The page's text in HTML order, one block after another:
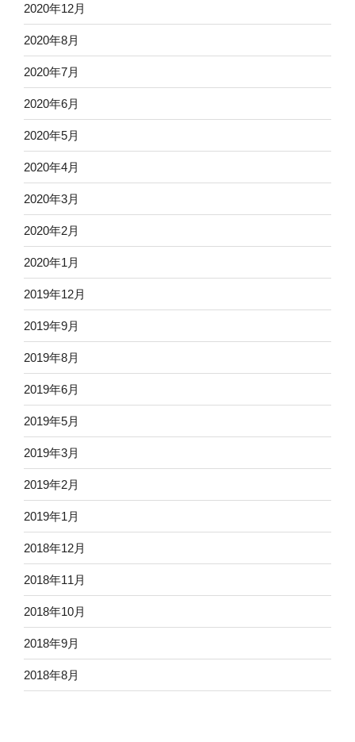
2020年12月
2020年8月
2020年7月
2020年6月
2020年5月
2020年4月
2020年3月
2020年2月
2020年1月
2019年12月
2019年9月
2019年8月
2019年6月
2019年5月
2019年3月
2019年2月
2019年1月
2018年12月
2018年11月
2018年10月
2018年9月
2018年8月